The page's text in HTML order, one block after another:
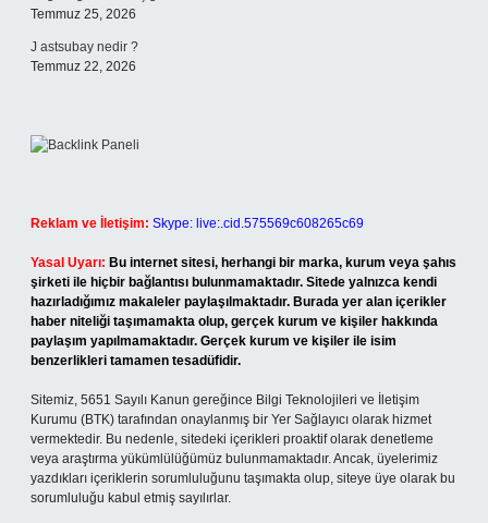
Temmuz 25, 2026
J astsubay nedir ?
Temmuz 22, 2026
Reklam ve İletişim: Skype: live:.cid.575569c608265c69
Yasal Uyarı: Bu internet sitesi, herhangi bir marka, kurum veya şahıs
şirketi ile hiçbir bağlantısı bulunmamaktadır. Sitede yalnızca kendi
hazırladığımız makaleler paylaşılmaktadır. Burada yer alan içerikler
haber niteliği taşımamakta olup, gerçek kurum ve kişiler hakkında
paylaşım yapılmamaktadır. Gerçek kurum ve kişiler ile isim
benzerlikleri tamamen tesadüfidir.
Sitemiz, 5651 Sayılı Kanun gereğince Bilgi Teknolojileri ve İletişim
Kurumu (BTK) tarafından onaylanmış bir Yer Sağlayıcı olarak hizmet
vermektedir. Bu nedenle, sitedeki içerikleri proaktif olarak denetleme
veya araştırma yükümlülüğümüz bulunmamaktadır. Ancak, üyelerimiz
yazdıkları içeriklerin sorumluluğunu taşımakta olup, siteye üye olarak bu
sorumluluğu kabul etmiş sayılırlar.